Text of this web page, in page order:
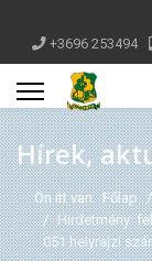
+3696 253494
Hírek,
Ön itt van:Főlap
Hirdetmény:
051 helyrajzi